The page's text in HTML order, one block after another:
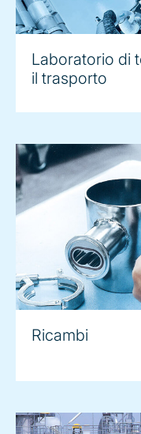
Laboratorio di
il trasporto
Ricambi